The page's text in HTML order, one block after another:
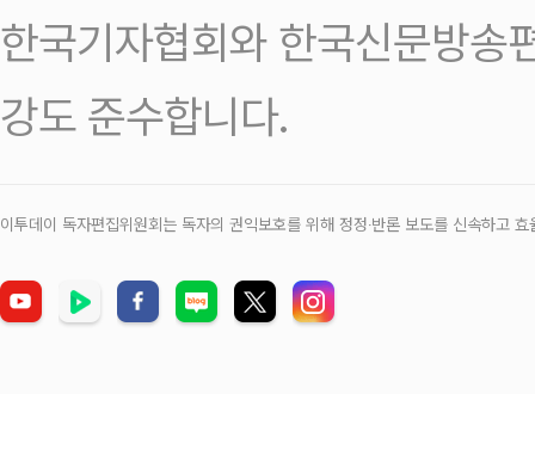
한국기자협회와 한국신문방송
강도 준수합니다.
이투데이 독자편집위원회는 독자의 권익보호를 위해 정정‧반론 보도를 신속하고